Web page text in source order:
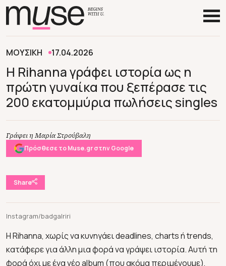
ΜΟΥΣΙΚΗ 17.04.2026
Η Rihanna γράφει ιστορία ως η
πρώτη γυναίκα που ξεπέρασε τις
200 εκατομμύρια πωλήσεις singles
Γράφει η Μαρία Στρούβαλη
Πρόσθεσε το Muse.gr στην Google
Share
Instagram/badgalriri
Η Rihanna, χωρίς να κυνηγάει deadlines, charts ή trends,
κατάφερε για άλλη μια φορά να γράψει ιστορία. Αυτή τη
φορά όχι με ένα νέο album (που ακόμα περιμένουμε),